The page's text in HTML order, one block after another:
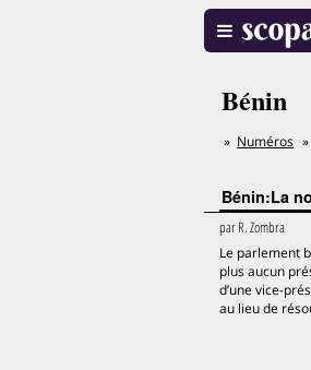
Bénin
Numéros
Bénin:La
parR. Zombra
Le parlement
plus aucun
d’une vice-
au lieu de